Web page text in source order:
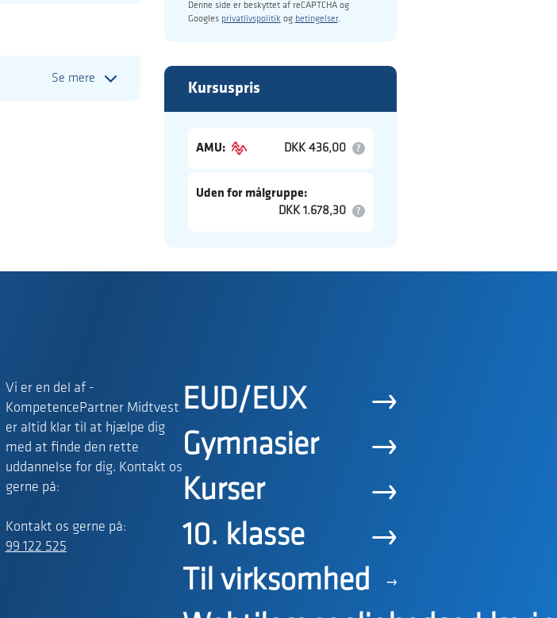
Se mere
Denne side er beskyttet af reCAPTCHA og
Googles privatlivspolitik og betingelser.
Kursuspris
AMU: DKK 436,00
Uden for målgruppe:
DKK 1.678,30
Vi er en del af -
KompetencePartner Midtvest
er altid klar til at hjælpe dig
med at finde den rette
uddannelse for dig. Kontakt os
gerne på:
Kontakt os gerne på:
99 122 525
EUD/EUX
Gymnasier
Kurser
10. klasse
Til virksomhed